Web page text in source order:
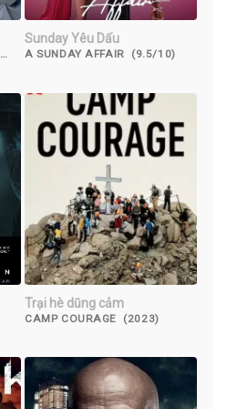
Sunday Yêu Dấu
A SUNDAY AFFAIR (9.5/10)
Trại hè dũng cảm
CAMP COURAGE (2023)